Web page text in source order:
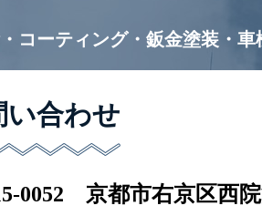
コーティング・鈑金塗装・車
い合わせ
0052 京都市右京区西